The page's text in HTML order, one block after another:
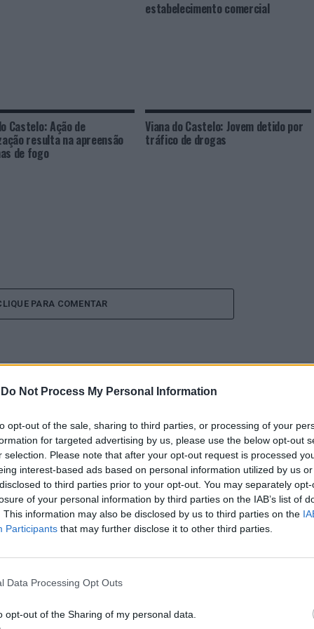
Do Not Process My Personal Information
opt-out of the sale, sharing to third parties, or processing of your
for targeted advertising by us, please use the below opt-out
selection. Please note that after your opt-out request is processed
interest-based ads based on personal information utilized by us
to third parties prior to your opt-out. You may separately
of your personal information by third parties on the IAB’s list of
This information may also be disclosed by us to third parties on the
Participants that may further disclose it to other third parties.
Data Processing Opt Outs
opt-out of the Sharing of my personal data.
estabelecimento comercial
Castelo: Ação de
resulta na apreensão
de fogo
Viana do Castelo: Jovem detido por
tráfico de drogas
PARA COMENTAR
2026” regressou ao
do francês Luca Van